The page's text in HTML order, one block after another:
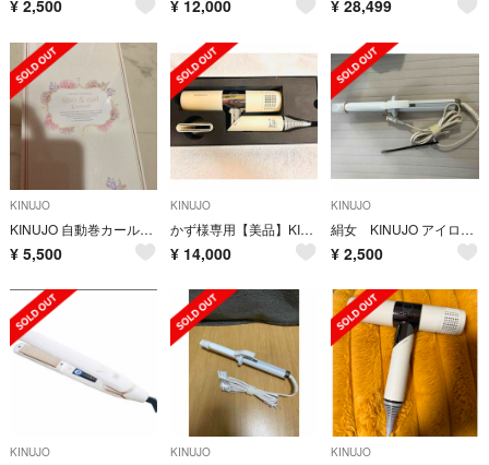
¥ 2,500 ¥ 12,000 ¥ 28,499
KINUJO
KINUJO 自動巻カールアイロン Spin&curl SCS024
¥ 5,500
KINUJO
かず様専用【美品】KINUJO マイナスイオンヘアドライヤー
¥ 14,000
KINUJO
絹女 KINUJO アイロン コテ ジャンク
¥ 2,500
KINUJO KINUJO KINUJO